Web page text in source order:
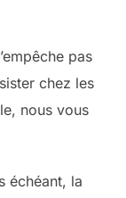
pas
chez les
nous vous
échéant, la